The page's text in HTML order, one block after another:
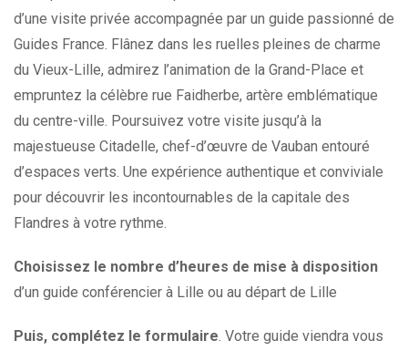
d’une visite privée accompagnée par un guide passionné de
Guides France. Flânez dans les ruelles pleines de charme
du Vieux-Lille, admirez l’animation de la Grand-Place et
empruntez la célèbre rue Faidherbe, artère emblématique
du centre-ville. Poursuivez votre visite jusqu’à la
majestueuse Citadelle, chef-d’œuvre de Vauban entouré
d’espaces verts. Une expérience authentique et conviviale
pour découvrir les incontournables de la capitale des
Flandres à votre rythme.
Choisissez le nombre d’heures de mise à disposition
d’un guide conférencier à Lille ou au départ de Lille
Puis, complétez le formulaire . Votre guide viendra vous